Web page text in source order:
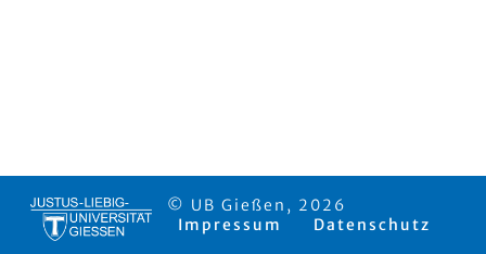
© UB Gießen, 2026
Impressum
Datenschutz